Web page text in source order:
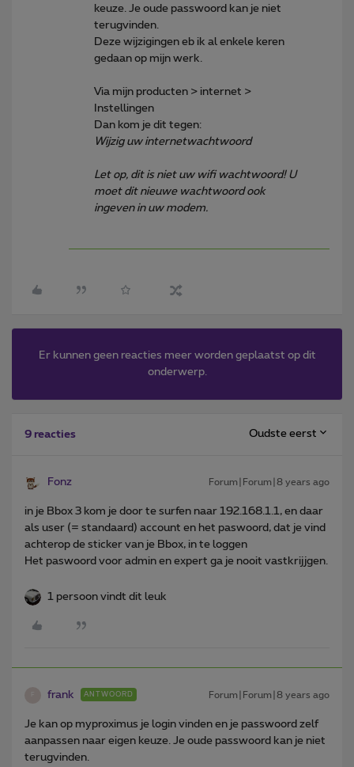
keuze. Je oude passwoord kan je niet
terugvinden.
Deze wijzigingen eb ik al enkele keren
gedaan op mijn werk.
Via mijn producten > internet >
Instellingen
Dan kom je dit tegen:
Wijzig uw internetwachtwoord
Let op, dit is niet uw wifi wachtwoord! U
moet dit nieuwe wachtwoord ook
ingeven in uw modem.
Er kunnen geen reacties meer worden geplaatst op dit
onderwerp.
9 reacties Oudste eerst
Fonz Forum|Forum|8 years ago
in je Bbox 3 kom je door te surfen naar 192.168.1.1, en daar
als user (= standaard) account en het paswoord, dat je vind
achterop de sticker van je Bbox, in te loggen
Het paswoord voor admin en expert ga je nooit vastkrijjgen.
1 persoon vindt dit leuk
frank ANTWOORD Forum|Forum|8 years ago
Je kan op myproximus je login vinden en je passwoord zelf
aanpassen naar eigen keuze. Je oude passwoord kan je niet
terugvinden.